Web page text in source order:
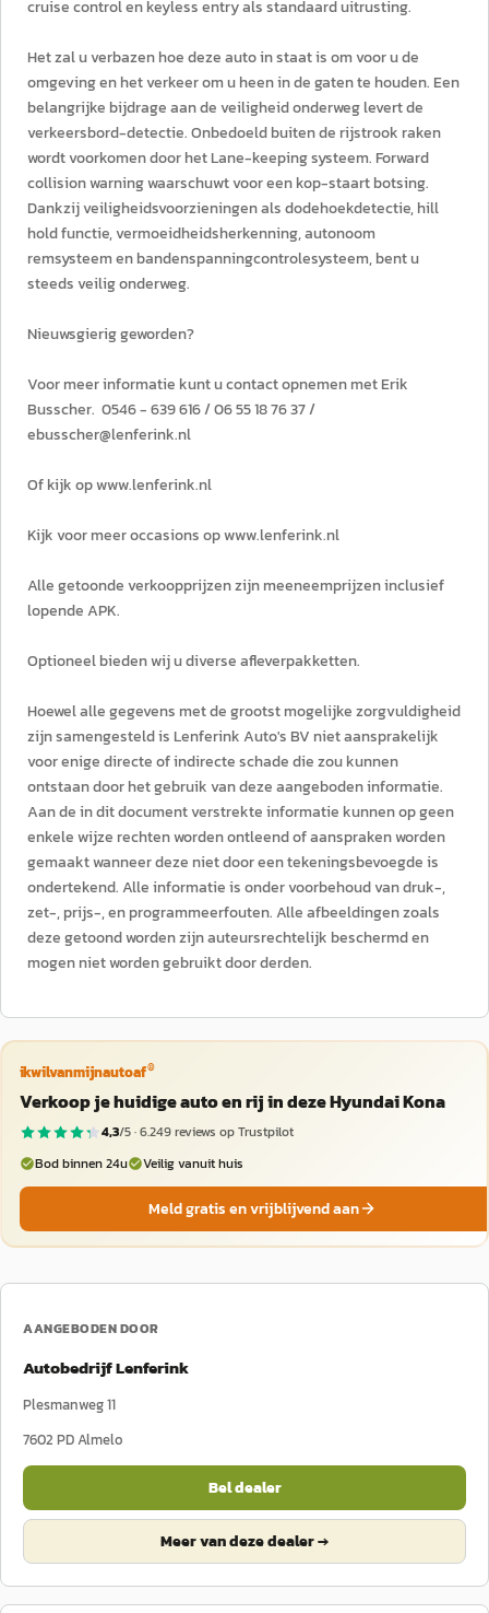
cruise control en keyless entry als standaard uitrusting.
Het zal u verbazen hoe deze auto in staat is om voor u de
omgeving en het verkeer om u heen in de gaten te houden. Een
belangrijke bijdrage aan de veiligheid onderweg levert de
verkeersbord-detectie. Onbedoeld buiten de rijstrook raken
wordt voorkomen door het Lane-keeping systeem. Forward
collision warning waarschuwt voor een kop-staart botsing.
Dankzij veiligheidsvoorzieningen als dodehoekdetectie, hill
hold functie, vermoeidheidsherkenning, autonoom
remsysteem en bandenspanningcontrolesysteem, bent u
steeds veilig onderweg.
Nieuwsgierig geworden?
Voor meer informatie kunt u contact opnemen met Erik
Busscher. 0546 - 639 616 / 06 55 18 76 37 /
ebusscher@lenferink.nl
Of kijk op www.lenferink.nl
Kijk voor meer occasions op www.lenferink.nl
Alle getoonde verkoopprijzen zijn meeneemprijzen inclusief
lopende APK.
Optioneel bieden wij u diverse afleverpakketten.
Hoewel alle gegevens met de grootst mogelijke zorgvuldigheid
zijn samengesteld is Lenferink Auto's BV niet aansprakelijk
voor enige directe of indirecte schade die zou kunnen
ontstaan door het gebruik van deze aangeboden informatie.
Aan de in dit document verstrekte informatie kunnen op geen
enkele wijze rechten worden ontleend of aanspraken worden
gemaakt wanneer deze niet door een tekeningsbevoegde is
ondertekend. Alle informatie is onder voorbehoud van druk-,
zet-, prijs-, en programmeerfouten. Alle afbeeldingen zoals
deze getoond worden zijn auteursrechtelijk beschermd en
mogen niet worden gebruikt door derden.
ikwilvanmijnautoaf®
Verkoop je huidige auto en rij in deze Hyundai Kona
4,3/5 ·6.249reviews op Trustpilot
Bod binnen 24u
Veilig vanuit huis
Meld gratis en vrijblijvend aan
AANGEBODEN DOOR
Autobedrijf Lenferink
Plesmanweg 11
7602 PDAlmelo
Bel dealer
Meer van deze dealer →